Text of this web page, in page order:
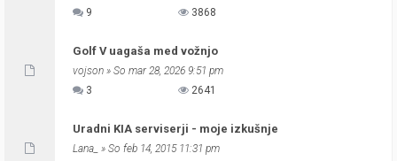
9
3868
Golf V uagaša med vožnjo
vojson » So mar 28, 2026 9:51 pm
3
2641
Uradni KIA serviserji - moje izkušnje
Lana_ » So feb 14, 2015 11:31 pm